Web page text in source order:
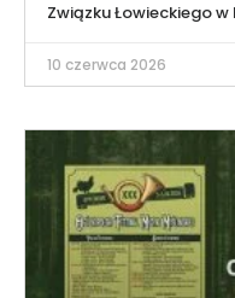
Związku Łowieckiego w
10 czerwca 2026